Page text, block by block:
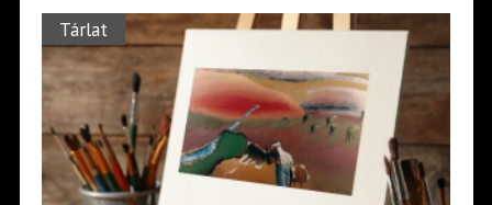
Tárlat